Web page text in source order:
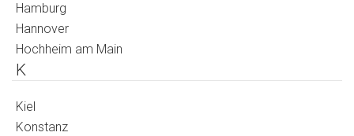
Hamburg
Hannover
Hochheim am Main
K
Kiel
Konstanz